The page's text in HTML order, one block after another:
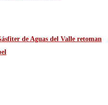
de Aguas del Valle retoman